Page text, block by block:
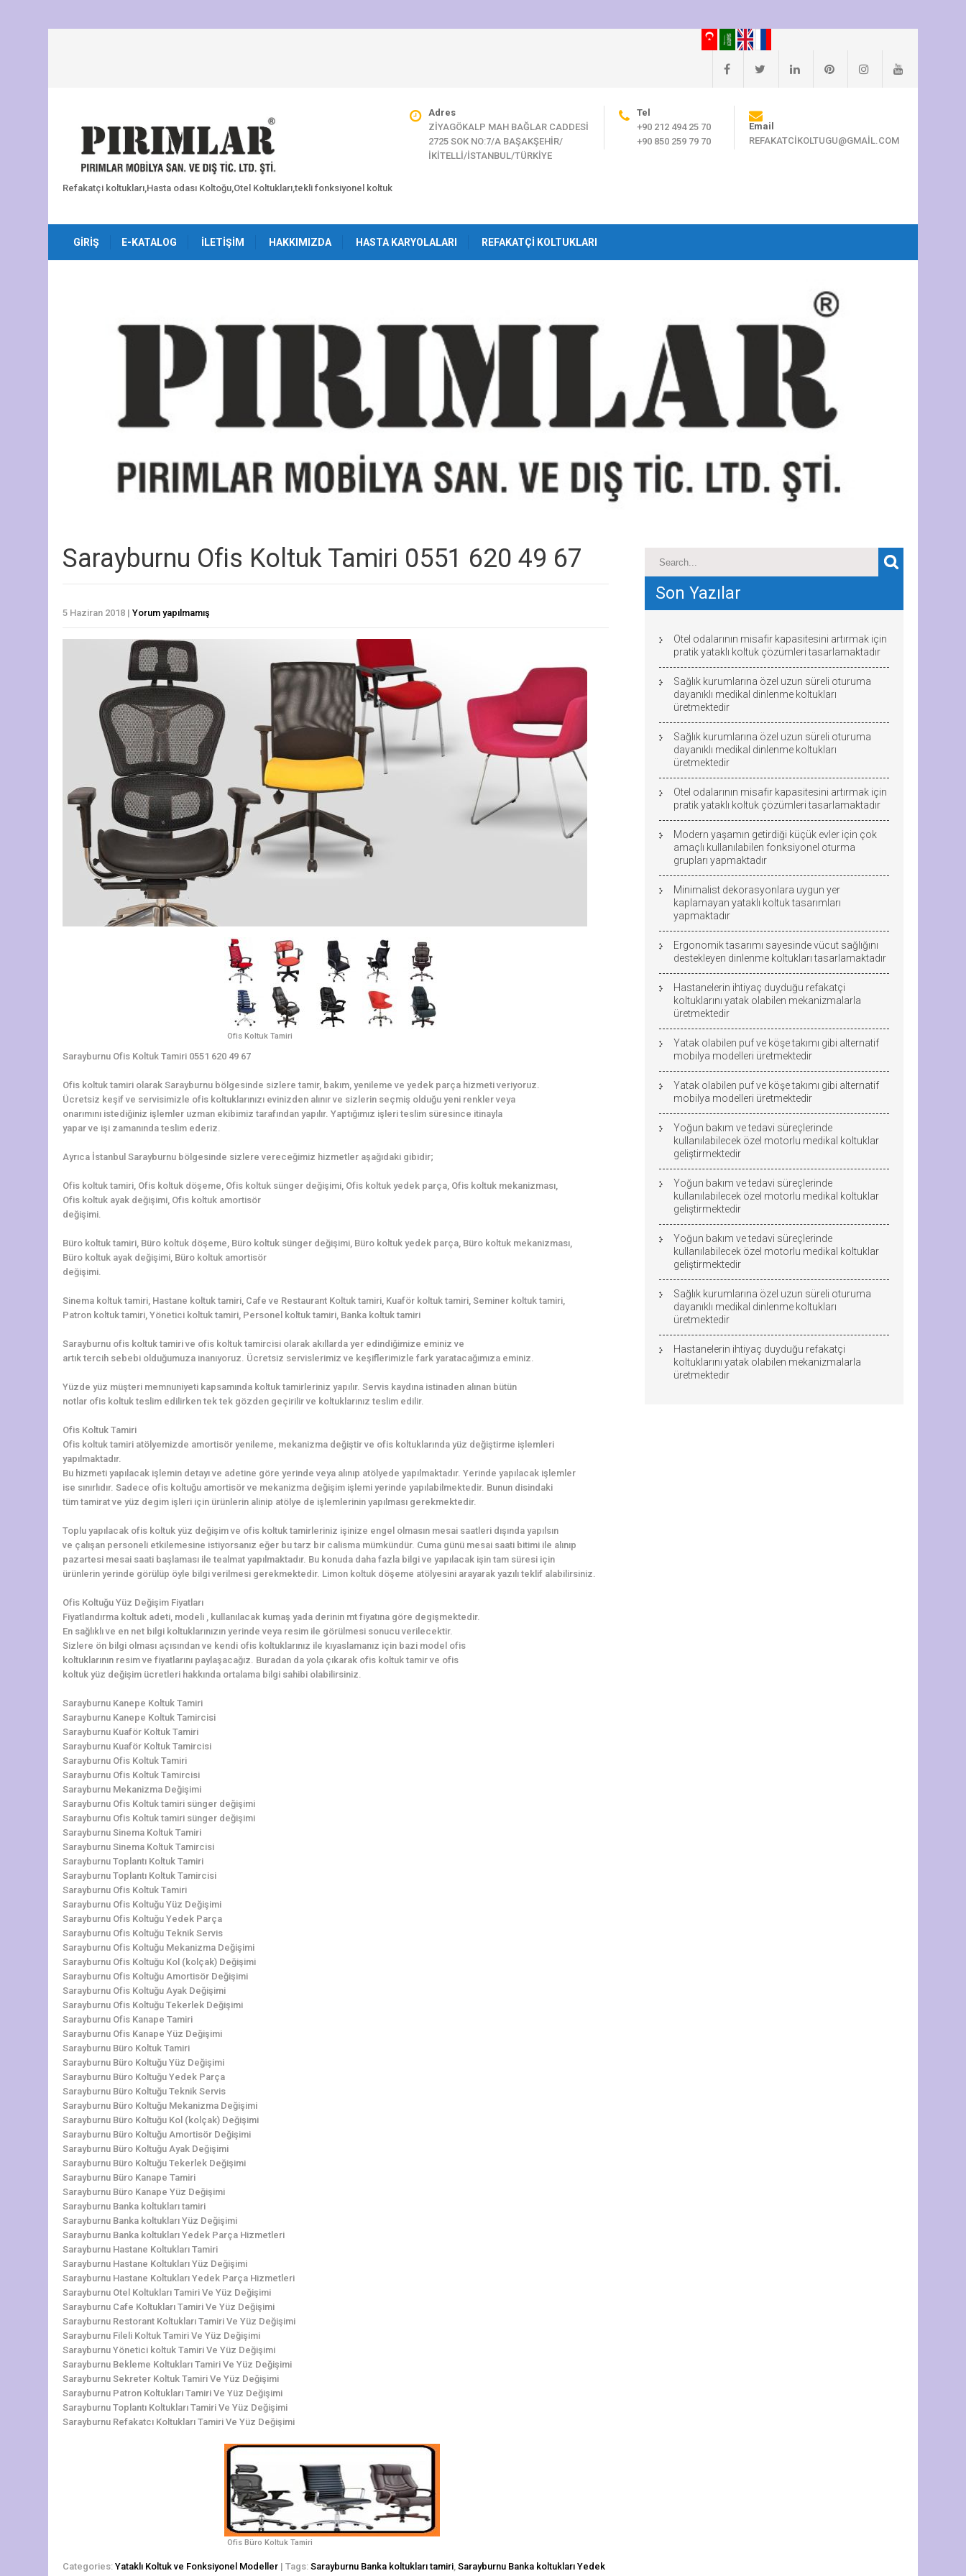
Refakatçi koltukları,Hasta odası Koltoğu,Otel Koltukları,tekli fonksiyonel koltuk
Adres
ZİYAGÖKALP MAH BAĞLAR CADDESİ
2725 SOK NO:7/A BAŞAKŞEHİR/
İKİTELLİ/İSTANBUL/TÜRKİYE
Tel
+90 212 494 25 70
+90 850 259 79 70
Email
REFAKATCIKOLTUGU@GMAIL.COM
GIRIŞ E-KATALOG İLETIŞIM HAKKIMIZDA HASTA KARYOLALARI REFAKATÇI KOLTUKLARI
Sarayburnu Ofis Koltuk Tamiri 0551 620 49 67
5 Haziran 2018 | Yorum yapılmamış
Ofis Koltuk Tamiri
Sarayburnu Ofis Koltuk Tamiri 0551 620 49 67
Ofis koltuk tamiri olarak Sarayburnu bölgesinde sizlere tamir, bakım, yenileme ve yedek parça hizmeti veriyoruz.
Ücretsiz keşif ve servisimizle ofis koltuklarınızı evinizden alınır ve sizlerin seçmiş olduğu yeni renkler veya
onarımını istediğiniz işlemler uzman ekibimiz tarafından yapılır. Yaptığımız işleri teslim süresince itinayla
yapar ve işi zamanında teslim ederiz.
Ayrıca İstanbul Sarayburnu bölgesinde sizlere vereceğimiz hizmetler aşağıdaki gibidir;
Ofis koltuk tamiri, Ofis koltuk döşeme, Ofis koltuk sünger değişimi, Ofis koltuk yedek parça, Ofis koltuk mekanizması,
Ofis koltuk ayak değişimi, Ofis koltuk amortisör
değişimi.
Büro koltuk tamiri, Büro koltuk döşeme, Büro koltuk sünger değişimi, Büro koltuk yedek parça, Büro koltuk mekanizması,
Büro koltuk ayak değişimi, Büro koltuk amortisör
değişimi.
Sinema koltuk tamiri, Hastane koltuk tamiri, Cafe ve Restaurant Koltuk tamiri, Kuaför koltuk tamiri, Seminer koltuk tamiri,
Patron koltuk tamiri, Yönetici koltuk tamiri, Personel koltuk tamiri, Banka koltuk tamiri
Sarayburnu ofis koltuk tamiri ve ofis koltuk tamircisi olarak akıllarda yer edindiğimize eminiz ve
artık tercih sebebi olduğumuza inanıyoruz. Ücretsiz servislerimiz ve keşiflerimizle fark yaratacağımıza eminiz.
Yüzde yüz müşteri memnuniyeti kapsamında koltuk tamirleriniz yapılır. Servis kaydına istinaden alınan bütün
notlar ofis koltuk teslim edilirken tek tek gözden geçirilir ve koltuklarınız teslim edilir.
Ofis Koltuk Tamiri
Ofis koltuk tamiri atölyemizde amortisör yenileme, mekanizma değiştir ve ofis koltuklarında yüz değiştirme işlemleri
yapılmaktadır.
Bu hizmeti yapılacak işlemin detayı ve adetine göre yerinde veya alınıp atölyede yapılmaktadır. Yerinde yapılacak işlemler
ise sınırlıdır. Sadece ofis koltuğu amortisör ve mekanizma değişim işlemi yerinde yapılabilmektedir. Bunun disindaki
tüm tamirat ve yüz degim işleri için ürünlerin alinip atölye de işlemlerinin yapılması gerekmektedir.
Toplu yapılacak ofis koltuk yüz değişim ve ofis koltuk tamirleriniz işinize engel olmasın mesai saatleri dışında yapılsın
ve çalışan personeli etkilemesine istiyorsanız eğer bu tarz bir calisma mümkündür. Cuma günü mesai saati bitimi ile alınıp
pazartesi mesai saati başlaması ile tealmat yapılmaktadır. Bu konuda daha fazla bilgi ve yapılacak işin tam süresi için
ürünlerin yerinde görülüp öyle bilgi verilmesi gerekmektedir. Limon koltuk döşeme atölyesini arayarak yazılı teklif alabilirsiniz.
Ofis Koltuğu Yüz Değişim Fiyatları
Fiyatlandırma koltuk adeti, modeli , kullanılacak kumaş yada derinin mt fiyatına göre degişmektedir.
En sağlıklı ve en net bilgi koltuklarınızın yerinde veya resim ile görülmesi sonucu verilecektir.
Sizlere ön bilgi olması açısından ve kendi ofis koltuklarınız ile kıyaslamanız için bazi model ofis
koltuklarının resim ve fiyatlarını paylaşacağız. Buradan da yola çıkarak ofis koltuk tamir ve ofis
koltuk yüz değişim ücretleri hakkında ortalama bilgi sahibi olabilirsiniz.
Sarayburnu Kanepe Koltuk Tamiri
Sarayburnu Kanepe Koltuk Tamircisi
Sarayburnu Kuaför Koltuk Tamiri
Sarayburnu Kuaför Koltuk Tamircisi
Sarayburnu Ofis Koltuk Tamiri
Sarayburnu Ofis Koltuk Tamircisi
Sarayburnu Mekanizma Değişimi
Sarayburnu Ofis Koltuk tamiri sünger değişimi
Sarayburnu Ofis Koltuk tamiri sünger değişimi
Sarayburnu Sinema Koltuk Tamiri
Sarayburnu Sinema Koltuk Tamircisi
Sarayburnu Toplantı Koltuk Tamiri
Sarayburnu Toplantı Koltuk Tamircisi
Sarayburnu Ofis Koltuk Tamiri
Sarayburnu Ofis Koltuğu Yüz Değişimi
Sarayburnu Ofis Koltuğu Yedek Parça
Sarayburnu Ofis Koltuğu Teknik Servis
Sarayburnu Ofis Koltuğu Mekanizma Değişimi
Sarayburnu Ofis Koltuğu Kol (kolçak) Değişimi
Sarayburnu Ofis Koltuğu Amortisör Değişimi
Sarayburnu Ofis Koltuğu Ayak Değişimi
Sarayburnu Ofis Koltuğu Tekerlek Değişimi
Sarayburnu Ofis Kanape Tamiri
Sarayburnu Ofis Kanape Yüz Değişimi
Sarayburnu Büro Koltuk Tamiri
Sarayburnu Büro Koltuğu Yüz Değişimi
Sarayburnu Büro Koltuğu Yedek Parça
Sarayburnu Büro Koltuğu Teknik Servis
Sarayburnu Büro Koltuğu Mekanizma Değişimi
Sarayburnu Büro Koltuğu Kol (kolçak) Değişimi
Sarayburnu Büro Koltuğu Amortisör Değişimi
Sarayburnu Büro Koltuğu Ayak Değişimi
Sarayburnu Büro Koltuğu Tekerlek Değişimi
Sarayburnu Büro Kanape Tamiri
Sarayburnu Büro Kanape Yüz Değişimi
Sarayburnu Banka koltukları tamiri
Sarayburnu Banka koltukları Yüz Değişimi
Sarayburnu Banka koltukları Yedek Parça Hizmetleri
Sarayburnu Hastane Koltukları Tamiri
Sarayburnu Hastane Koltukları Yüz Değişimi
Sarayburnu Hastane Koltukları Yedek Parça Hizmetleri
Sarayburnu Otel Koltukları Tamiri Ve Yüz Değişimi
Sarayburnu Cafe Koltukları Tamiri Ve Yüz Değişimi
Sarayburnu Restorant Koltukları Tamiri Ve Yüz Değişimi
Sarayburnu Fileli Koltuk Tamiri Ve Yüz Değişimi
Sarayburnu Yönetici koltuk Tamiri Ve Yüz Değişimi
Sarayburnu Bekleme Koltukları Tamiri Ve Yüz Değişimi
Sarayburnu Sekreter Koltuk Tamiri Ve Yüz Değişimi
Sarayburnu Patron Koltukları Tamiri Ve Yüz Değişimi
Sarayburnu Toplantı Koltukları Tamiri Ve Yüz Değişimi
Sarayburnu Refakatcı Koltukları Tamiri Ve Yüz Değişimi
Ofis Büro Koltuk Tamiri
Categories: Yataklı Koltuk ve Fonksiyonel Modeller | Tags: Sarayburnu Banka koltukları tamiri, Sarayburnu Banka koltukları Yedek
Son Yazılar
Otel odalarının misafir kapasitesini artırmak için
pratik yataklı koltuk çözümleri tasarlamaktadır
Sağlık kurumlarına özel uzun süreli oturuma
dayanıklı medikal dinlenme koltukları
üretmektedir
Sağlık kurumlarına özel uzun süreli oturuma
dayanıklı medikal dinlenme koltukları
üretmektedir
Otel odalarının misafir kapasitesini artırmak için
pratik yataklı koltuk çözümleri tasarlamaktadır
Modern yaşamın getirdiği küçük evler için çok
amaçlı kullanılabilen fonksiyonel oturma
grupları yapmaktadır
Minimalist dekorasyonlara uygun yer
kaplamayan yataklı koltuk tasarımları
yapmaktadır
Ergonomik tasarımı sayesinde vücut sağlığını
destekleyen dinlenme koltukları tasarlamaktadır
Hastanelerin ihtiyaç duyduğu refakatçi
koltuklarını yatak olabilen mekanizmalarla
üretmektedir
Yatak olabilen puf ve köşe takımı gibi alternatif
mobilya modelleri üretmektedir
Yatak olabilen puf ve köşe takımı gibi alternatif
mobilya modelleri üretmektedir
Yoğun bakım ve tedavi süreçlerinde
kullanılabilecek özel motorlu medikal koltuklar
geliştirmektedir
Yoğun bakım ve tedavi süreçlerinde
kullanılabilecek özel motorlu medikal koltuklar
geliştirmektedir
Yoğun bakım ve tedavi süreçlerinde
kullanılabilecek özel motorlu medikal koltuklar
geliştirmektedir
Sağlık kurumlarına özel uzun süreli oturuma
dayanıklı medikal dinlenme koltukları
üretmektedir
Hastanelerin ihtiyaç duyduğu refakatçi
koltuklarını yatak olabilen mekanizmalarla
üretmektedir